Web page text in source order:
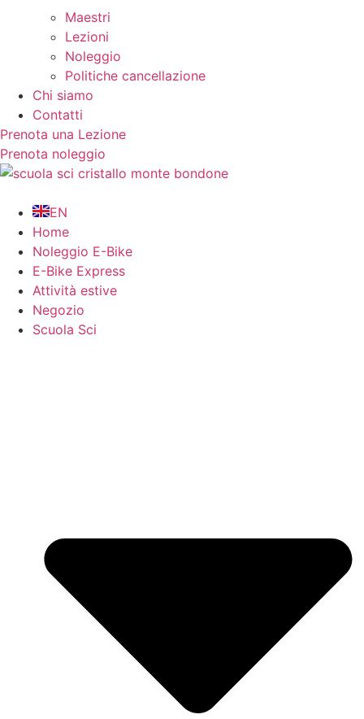
Maestri
Lezioni
Noleggio
Politiche cancellazione
Chi siamo
Contatti
Prenota una Lezione
Prenota noleggio
EN
Home
Noleggio E-Bike
E-Bike Express
Attività estive
Negozio
Scuola Sci